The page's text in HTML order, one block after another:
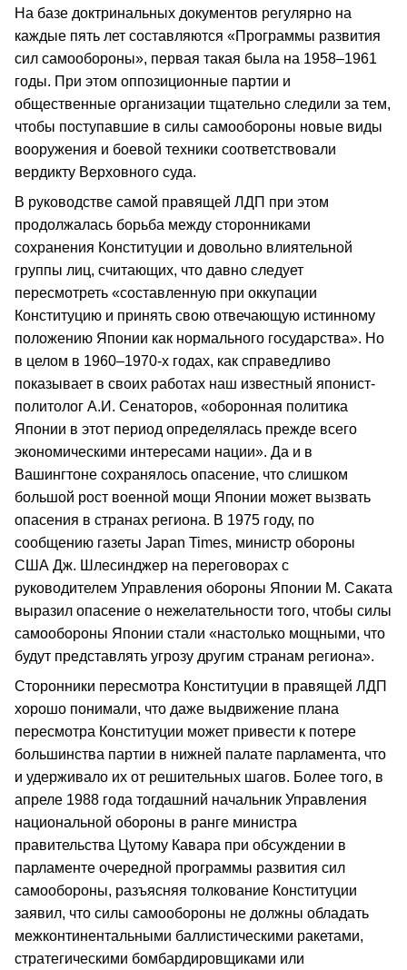
На базе доктринальных документов регулярно на
каждые пять лет составляются «Программы развития
сил самообороны», первая такая была на 1958–1961
годы. При этом оппозиционные партии и
общественные организации тщательно следили за тем,
чтобы поступавшие в силы самообороны новые виды
вооружения и боевой техники соответствовали
вердикту Верховного суда.
В руководстве самой правящей ЛДП при этом
продолжалась борьба между сторонниками
сохранения Конституции и довольно влиятельной
группы лиц, считающих, что давно следует
пересмотреть «составленную при оккупации
Конституцию и принять свою отвечающую истинному
положению Японии как нормального государства». Но
в целом в 1960–1970-х годах, как справедливо
показывает в своих работах наш известный японист-
политолог А.И. Сенаторов, «оборонная политика
Японии в этот период определялась прежде всего
экономическими интересами нации». Да и в
Вашингтоне сохранялось опасение, что слишком
большой рост военной мощи Японии может вызвать
опасения в странах региона. В 1975 году, по
сообщению газеты Japan Times, министр обороны
США Дж. Шлесинджер на переговорах с
руководителем Управления обороны Японии М. Саката
выразил опасение о нежелательности того, чтобы силы
самообороны Японии стали «настолько мощными, что
будут представлять угрозу другим странам региона».
Сторонники пересмотра Конституции в правящей ЛДП
хорошо понимали, что даже выдвижение плана
пересмотра Конституции может привести к потере
большинства партии в нижней палате парламента, что
и удерживало их от решительных шагов. Более того, в
апреле 1988 года тогдашний начальник Управления
национальной обороны в ранге министра
правительства Цутому Кавара при обсуждении в
парламенте очередной программы развития сил
самообороны, разъясняя толкование Конституции
заявил, что силы самообороны не должны обладать
межконтинентальными баллистическими ракетами,
стратегическими бомбардировщиками или